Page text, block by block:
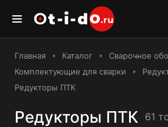
Главная Каталог
Сварочное
Комплектующие для сварки
Редукторы ПТК
Редукторы ПТК 61